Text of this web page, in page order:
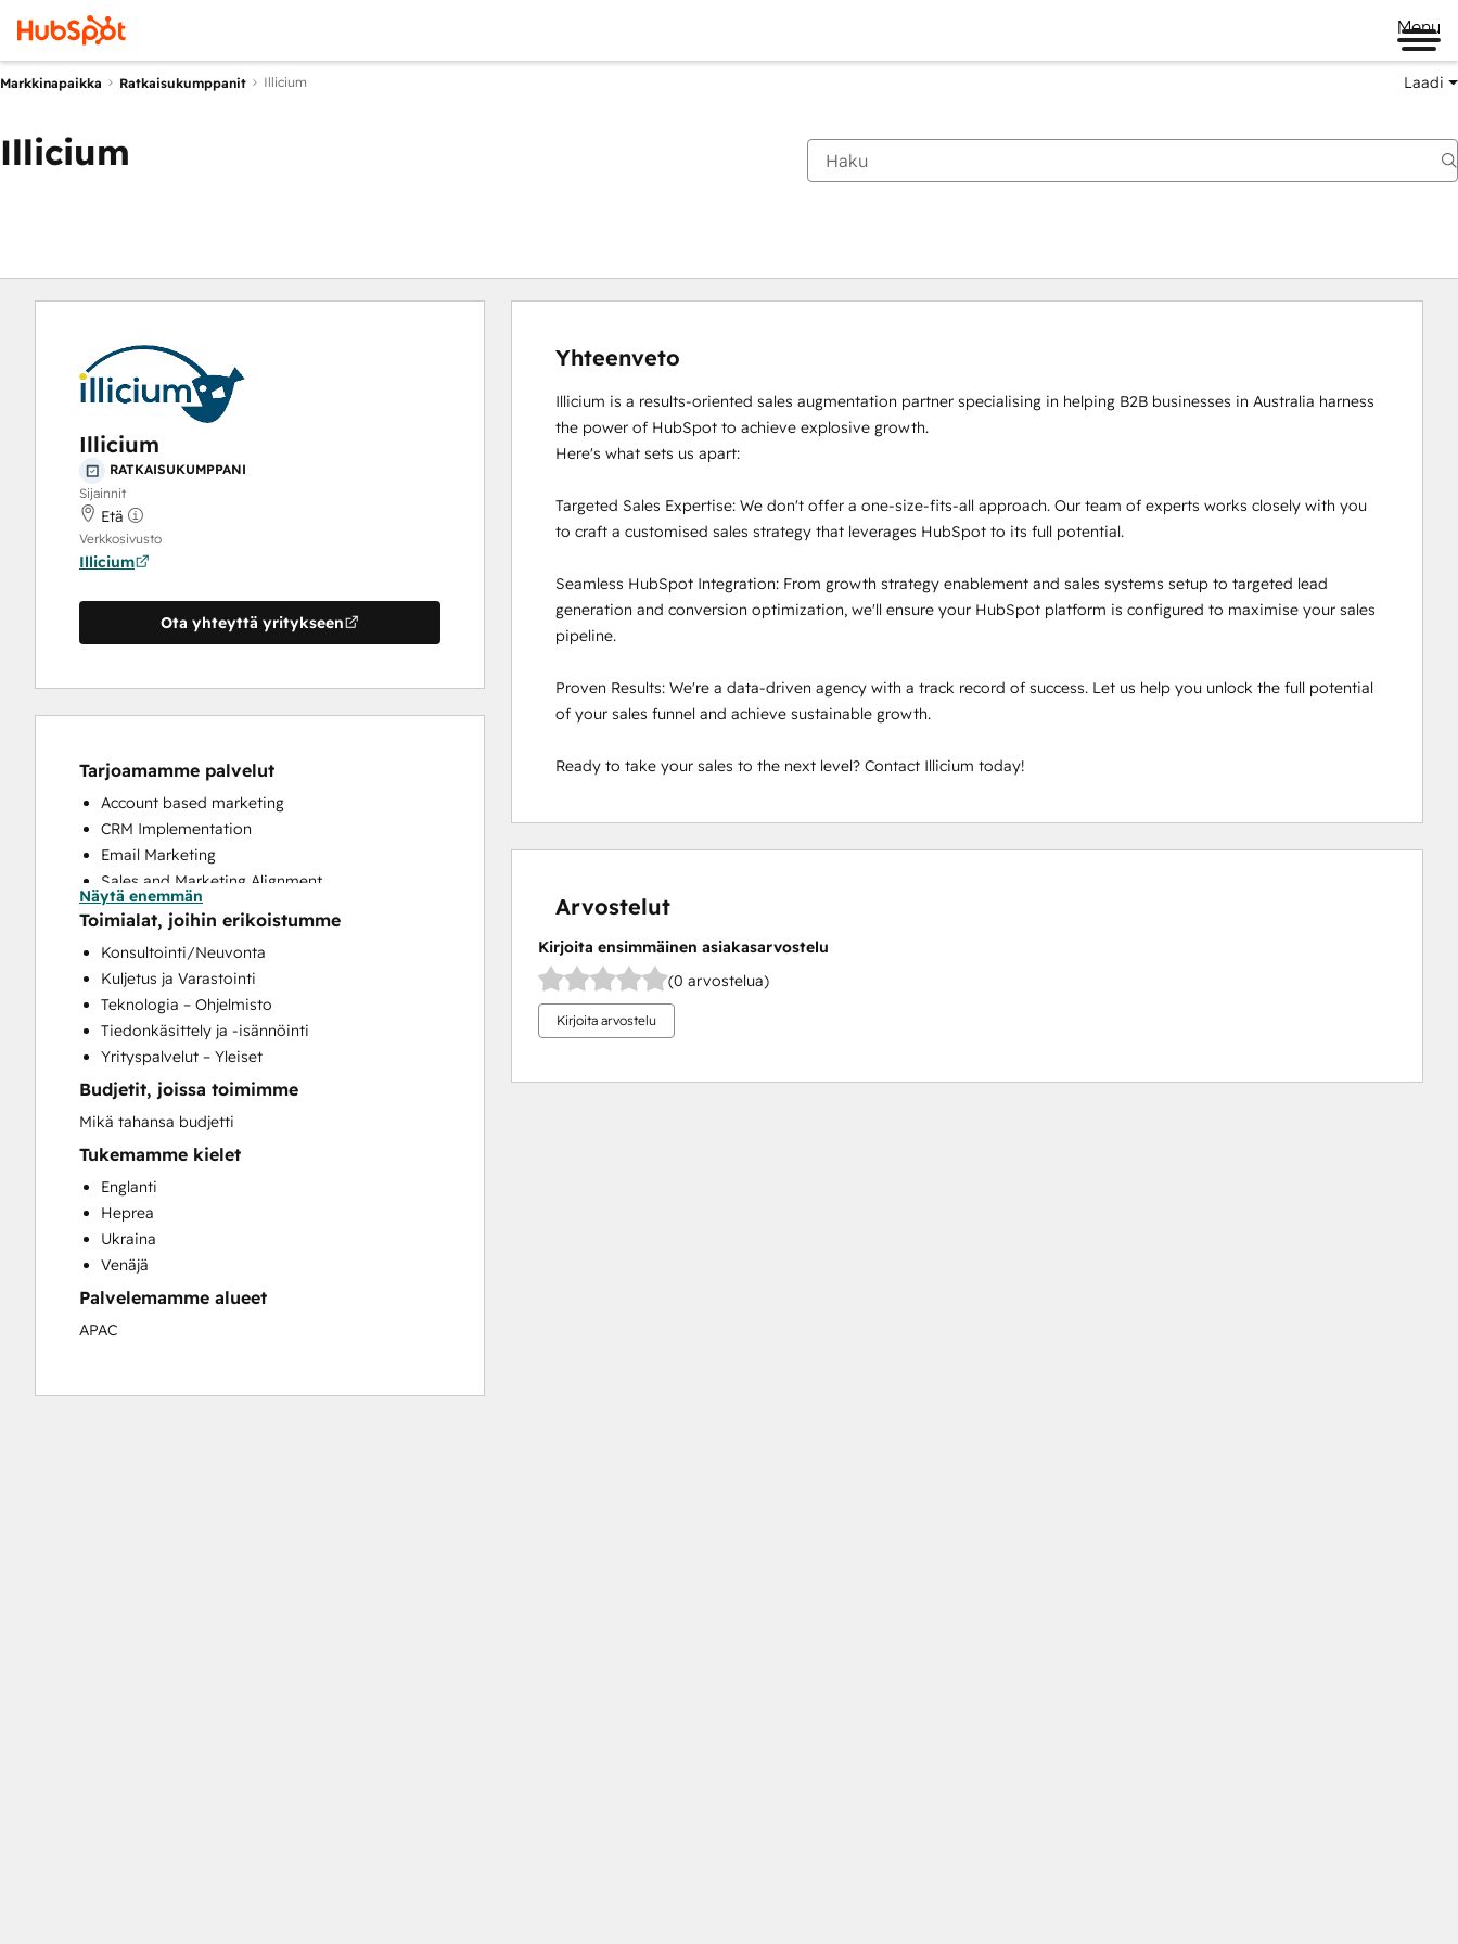
Menu
Markkinapaikka Ratkaisukumppanit Illicium Laadi
Illicium
Illicium
RATKAISUKUMPPANI
Sijainnit
Etä
Verkkosivusto
Illicium
Ota yhteyttä yritykseen
Tarjoamamme palvelut
Account based marketing
CRM Implementation
Email Marketing
Sales and Marketing Alignment
Sales Coaching and Training
Sales Enablement
Search Engine Optimization
Näytä enemmän
Toimialat, joihin erikoistumme
Konsultointi/Neuvonta
Kuljetus ja Varastointi
Teknologia – Ohjelmisto
Tiedonkäsittely ja -isännöinti
Yrityspalvelut – Yleiset
Budjetit, joissa toimimme
Mikä tahansa budjetti
Tukemamme kielet
Englanti
Heprea
Ukraina
Venäjä
Palvelemamme alueet
APAC
Yhteenveto
Illicium is a results-oriented sales augmentation partner specialising in helping B2B businesses in Australia harness
the power of HubSpot to achieve explosive growth.
Here's what sets us apart:
Targeted Sales Expertise: We don't offer a one-size-fits-all approach. Our team of experts works closely with you
to craft a customised sales strategy that leverages HubSpot to its full potential.
Seamless HubSpot Integration: From growth strategy enablement and sales systems setup to targeted lead
generation and conversion optimization, we'll ensure your HubSpot platform is configured to maximise your sales
pipeline.
Proven Results: We're a data-driven agency with a track record of success. Let us help you unlock the full potential
of your sales funnel and achieve sustainable growth.
Ready to take your sales to the next level? Contact Illicium today!
Arvostelut
Kirjoita ensimmäinen asiakasarvostelu
(0 arvostelua)
Kirjoita arvostelu